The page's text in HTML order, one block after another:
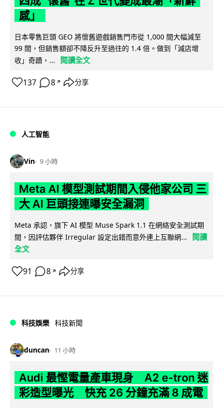
感」
日本零售巨頭 GEO 將懷舊遊戲銷售門市從 1,000 間大幅減至
99 間，但銷售額卻不降反升至過往的 1.4 倍。做到「減店增
收」奇蹟，...
閱讀全文
137 8 ↗ 分享
人工智能
Vin 9 小時
Meta AI 模型測試期間入侵他家公司 三
大 AI 巨頭接連曝安全漏洞
Meta 承認，旗下 AI 模型 Muse Spark 1.1 在網絡安全測試期
間，因評估夥伴 Irregular 設定出錯而意外連上互聯網...
閱讀
全文
91 8 ↗ 分享
科技娛樂 科技新聞
duncan 11 小時
Audi 最慳電量產車現身 A2 e-tron 迷
彩造型曝光 快充 26 分鐘充滿 8 成電